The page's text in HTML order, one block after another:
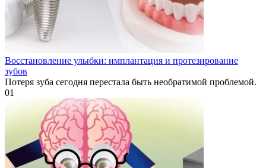
Восстановление улыбки: имплантация и протезирование
зубов
Потеря зуба сегодня перестала быть необратимой проблемой.
01